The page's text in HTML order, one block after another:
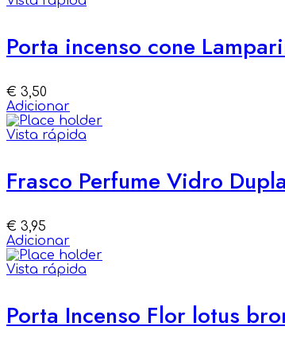
Porta incenso cone
€ 3,50
Adicionar
Vista rápida
Frasco Perfume Vidro
€ 3,95
Adicionar
Vista rápida
Porta Incenso Flor lotus